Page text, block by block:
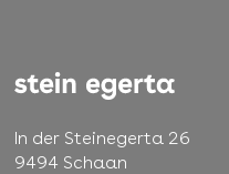
In der Steinegerta 26
9494 Schaan